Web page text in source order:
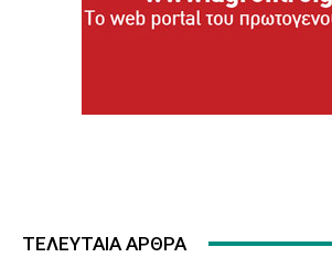
ΤΕΛΕΥΤΑΙΑ ΑΡΘΡΑ